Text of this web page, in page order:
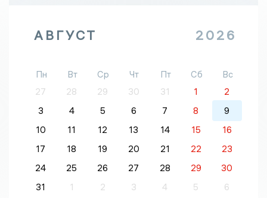
АВГУСТ 2026
Пн Вт Ср Чт Пт Сб
Вс
27
28 29 30 31 1
2
3
4 5 6 7 8
9
10
11 12 13 14 15
16
17
18 19 20 21 22
23
24
25 26 27 28 29
30
31
1 2 3 4 5 6